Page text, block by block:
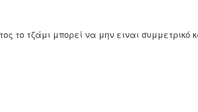
το τζάμι μπορεί να μην ειναι συμμετρικό